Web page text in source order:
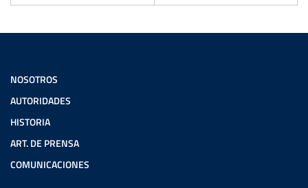
NOSOTROS
AUTORIDADES
HISTORIA
ART. DE PRENSA
COMUNICACIONES